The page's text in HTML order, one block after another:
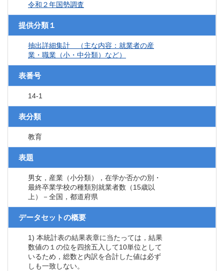
令和２年国勢調査
提供分類１
抽出詳細集計 （主な内容：就業者の産
業・職業（小・中分類）など）
表番号
14-1
表分類
教育
表題
男女，産業（小分類），在学か否かの別・
最終卒業学校の種類別就業者数（15歳以
上）－全国，都道府県
データセットの概要
1) 本統計表の結果表章に当たっては，結果
数値の１の位を四捨五入して10単位として
いるため，総数と内訳を合計した値は必ず
しも一致しない。